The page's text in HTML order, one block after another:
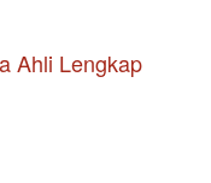
Ahli Lengkap